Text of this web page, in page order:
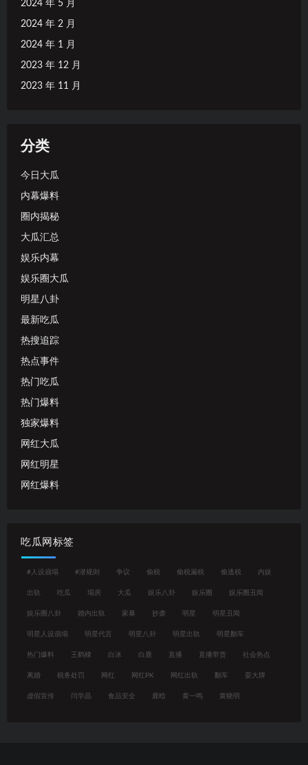
2024 年 5 月
2024 年 2 月
2024 年 1 月
2023 年 12 月
2023 年 11 月
分类
今日大瓜
内幕爆料
圈内揭秘
大瓜汇总
娱乐内幕
娱乐圈大瓜
明星八卦
最新吃瓜
热搜追踪
热点事件
热门吃瓜
热门爆料
独家爆料
网红大瓜
网红明星
网红爆料
吃瓜网标签
#人设崩塌 #潜规则 争议 偷税 偷税漏税 偷逃税 内娱
出轨 吃瓜 塌房 大瓜 娱乐八卦 娱乐圈 娱乐圈丑闻
娱乐圈八卦 婚内出轨 家暴 抄袭 明星 明星丑闻
明星人设崩塌 明星代言 明星八卦 明星出轨 明星翻车
热门爆料 王鹤棣 白冰 白鹿 直播 直播带货 社会热点
离婚 税务处罚 网红 网红PK 网红出轨 翻车 耍大牌
虚假宣传 闫学晶 食品安全 鹿晗 黄一鸣 黄晓明